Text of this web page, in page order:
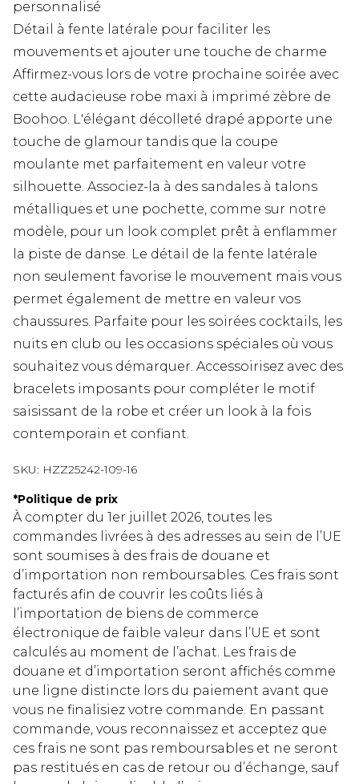
personnalisé
Détail à fente latérale pour faciliter les
mouvements et ajouter une touche de charme
Affirmez-vous lors de votre prochaine soirée avec
cette audacieuse robe maxi à imprimé zèbre de
Boohoo. L'élégant décolleté drapé apporte une
touche de glamour tandis que la coupe
moulante met parfaitement en valeur votre
silhouette. Associez-la à des sandales à talons
métalliques et une pochette, comme sur notre
modèle, pour un look complet prêt à enflammer
la piste de danse. Le détail de la fente latérale
non seulement favorise le mouvement mais vous
permet également de mettre en valeur vos
chaussures. Parfaite pour les soirées cocktails, les
nuits en club ou les occasions spéciales où vous
souhaitez vous démarquer. Accessoirisez avec des
bracelets imposants pour compléter le motif
saisissant de la robe et créer un look à la fois
contemporain et confiant.
SKU: HZZ25242-109-16
*Politique de prix
À compter du 1er juillet 2026, toutes les
commandes livrées à des adresses au sein de l’UE
sont soumises à des frais de douane et
d’importation non remboursables. Ces frais sont
facturés afin de couvrir les coûts liés à
l’importation de biens de commerce
électronique de faible valeur dans l’UE et sont
calculés au moment de l’achat. Les frais de
douane et d’importation seront affichés comme
une ligne distincte lors du paiement avant que
vous ne finalisiez votre commande. En passant
commande, vous reconnaissez et acceptez que
ces frais ne sont pas remboursables et ne seront
pas restitués en cas de retour ou d’échange, sauf